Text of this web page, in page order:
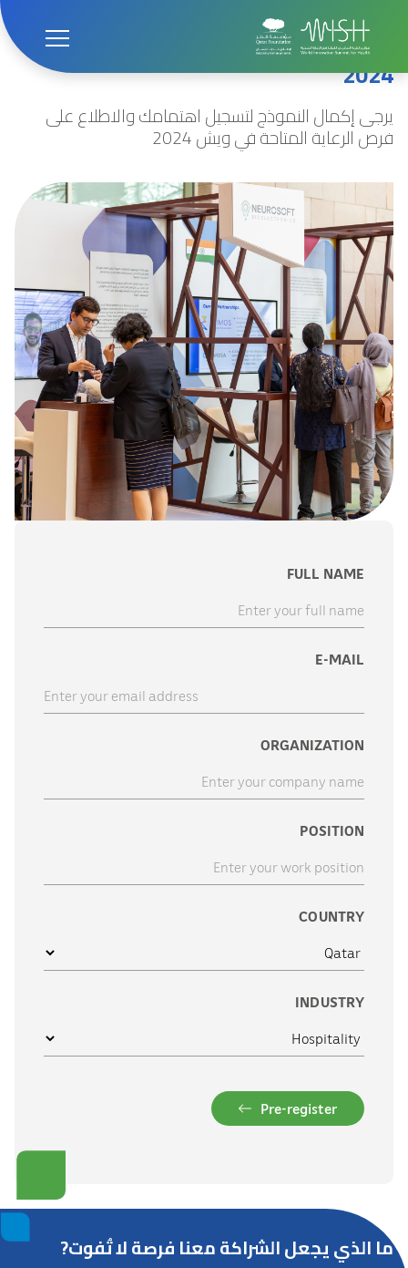
انضم إلى شركائنا في ويش
2024
يرجى إكمال النموذج لتسجيل اهتمامك والاطلاع على
فرص الرعاية المتاحة في ويش 2024
FULL NAME
E-MAIL
ORGANIZATION
POSITION
COUNTRY
INDUSTRY
ما الذي يجعل الشراكة معنا فرصة لا تُفوت?